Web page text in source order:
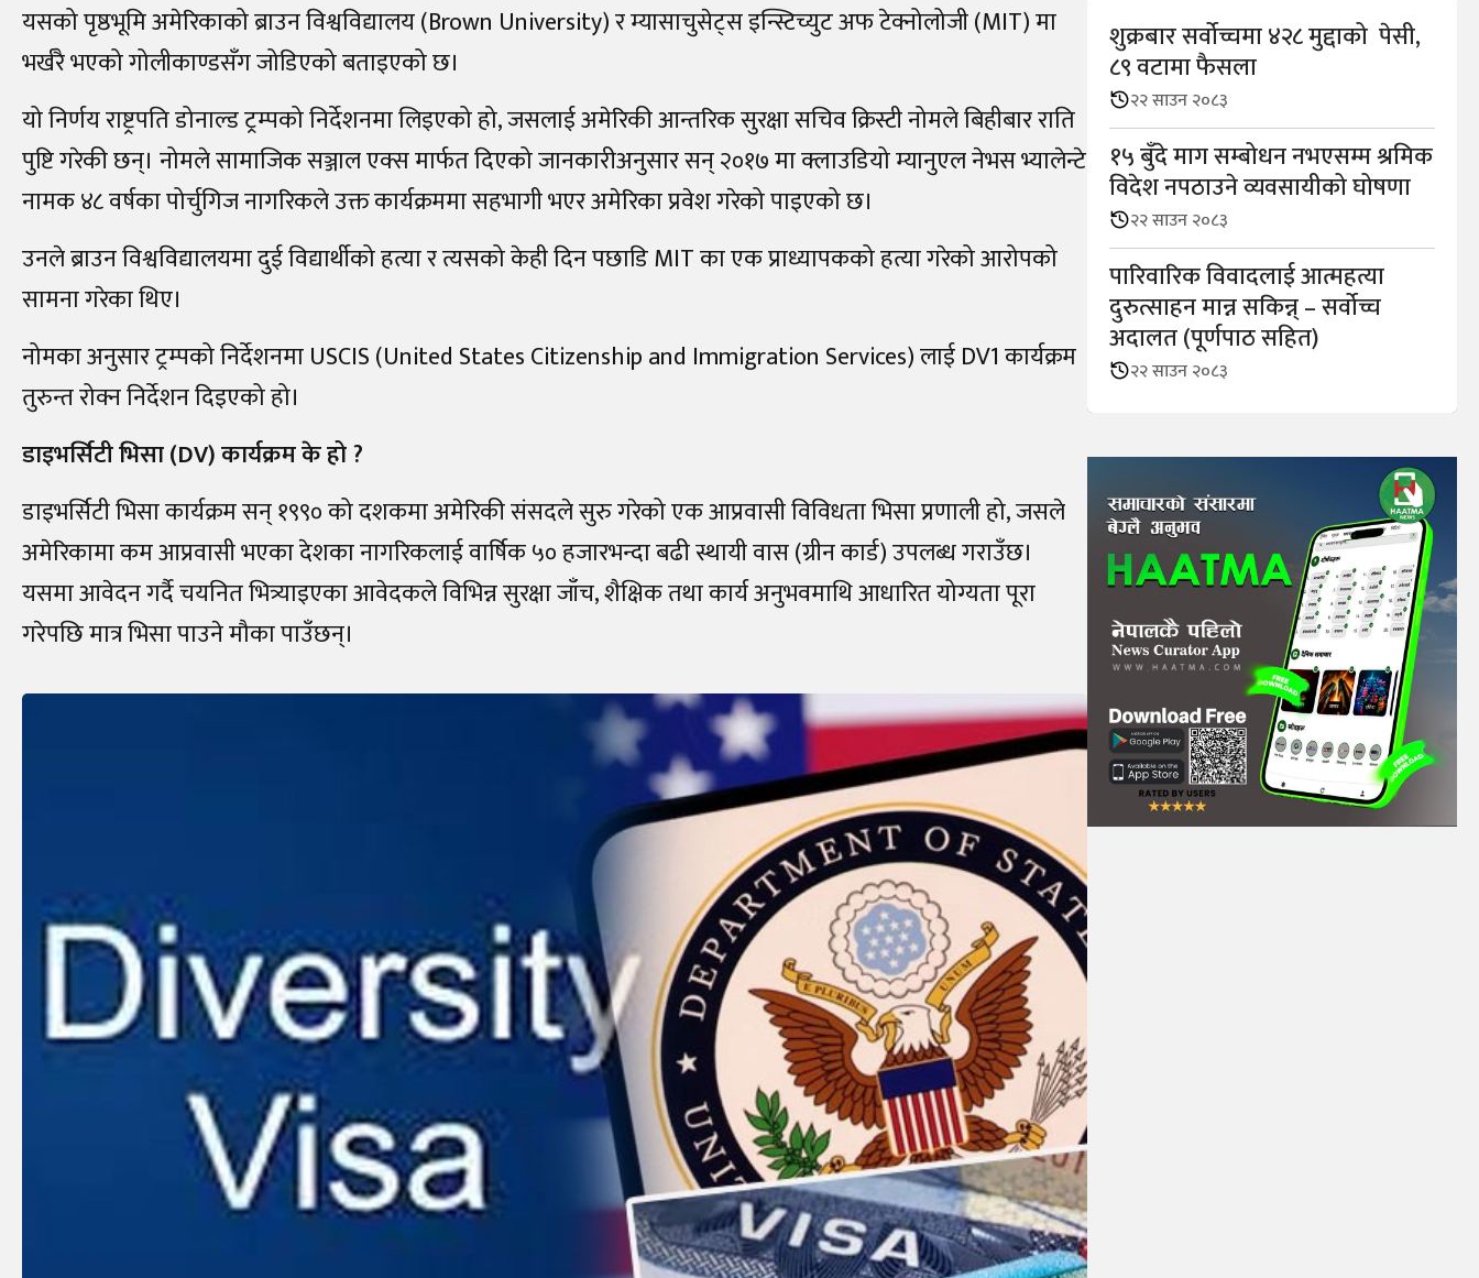
यसको पृष्ठभूमि अमेरिकाको ब्राउन विश्वविद्यालय (Brown University) र म्यासाचुसेट्स इन्स्टिच्युट अफ टेक्नोलोजी (MIT) मा
भर्खरै भएको गोलीकाण्डसँग जोडिएको बताइएको छ।
यो निर्णय राष्ट्रपति डोनाल्ड ट्रम्पको निर्देशनमा लिइएको हो, जसलाई अमेरिकी आन्तरिक सुरक्षा सचिव क्रिस्टी नोमले बिहीबार राति
पुष्टि गरेकी छन्। नोमले सामाजिक सञ्जाल एक्स मार्फत दिएको जानकारीअनुसार सन् २०१७ मा क्लाउडियो म्यानुएल नेभस भ्यालेन्टे
नामक ४८ वर्षका पोर्चुगिज नागरिकले उक्त कार्यक्रममा सहभागी भएर अमेरिका प्रवेश गरेको पाइएको छ।
उनले ब्राउन विश्वविद्यालयमा दुई विद्यार्थीको हत्या र त्यसको केही दिन पछाडि MIT का एक प्राध्यापकको हत्या गरेको आरोपको
सामना गरेका थिए।
नोमका अनुसार ट्रम्पको निर्देशनमा USCIS (United States Citizenship and Immigration Services) लाई DV1 कार्यक्रम
तुरुन्त रोक्न निर्देशन दिइएको हो।
डाइभर्सिटी भिसा (DV) कार्यक्रम के हो ?
डाइभर्सिटी भिसा कार्यक्रम सन् १९९० को दशकमा अमेरिकी संसदले सुरु गरेको एक आप्रवासी विविधता भिसा प्रणाली हो, जसले
अमेरिकामा कम आप्रवासी भएका देशका नागरिकलाई वार्षिक ५० हजारभन्दा बढी स्थायी वास (ग्रीन कार्ड) उपलब्ध गराउँछ।
यसमा आवेदन गर्दै चयनित भित्र्याइएका आवेदकले विभिन्न सुरक्षा जाँच, शैक्षिक तथा कार्य अनुभवमाथि आधारित योग्यता पूरा
गरेपछि मात्र भिसा पाउने मौका पाउँछन्।
शुक्रबार सर्वोच्चमा ४२८ मुद्दाको पेसी,
८९ वटामा फैसला
२२ साउन २०८३
१५ बुँदे माग सम्बोधन नभएसम्म श्रमिक
विदेश नपठाउने व्यवसायीको घोषणा
२२ साउन २०८३
पारिवारिक विवादलाई आत्महत्या
दुरुत्साहन मान्न सकिन्न् – सर्वोच्च
अदालत (पूर्णपाठ सहित)
२२ साउन २०८३